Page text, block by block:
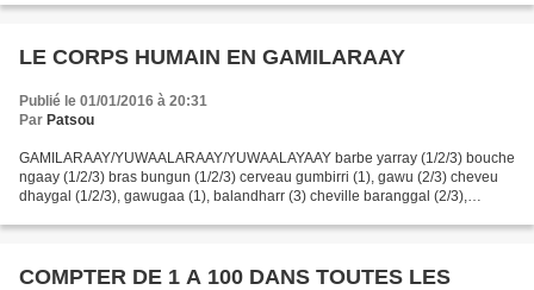
LE CORPS HUMAIN EN GAMILARAAY
Publié le 01/01/2016 à 20:31
Par Patsou
GAMILARAAY/YUWAALARAAY/YUWAALAYAAY barbe yarray (1/2/3) bouche
ngaay (1/2/3) bras bungun (1/2/3) cerveau gumbirri (1), gawu (2/3) cheveu
dhaygal (1/2/3), gawugaa (1), balandharr (3) cheville baranggal (2/3),
COMPTER DE 1 A 100 DANS TOUTES LES